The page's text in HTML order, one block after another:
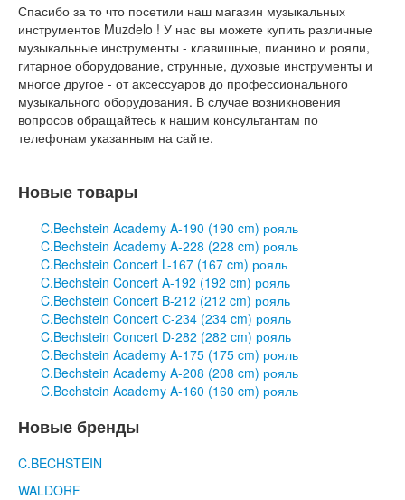
Спасибо за то что посетили наш магазин музыкальных
инструментов Muzdelo ! У нас вы можете купить различные
музыкальные инструменты - клавишные, пианино и рояли,
гитарное оборудование, струнные, духовые инструменты и
многое другое - от аксессуаров до профессионального
музыкального оборудования. В случае возникновения
вопросов обращайтесь к нашим консультантам по
телефонам указанным на сайте.
Новые товары
C.Bechstein Academy A-190 (190 cm) рояль
C.Bechstein Academy A-228 (228 cm) рояль
C.Bechstein Concert L-167 (167 cm) рояль
C.Bechstein Concert A-192 (192 cm) рояль
C.Bechstein Concert B-212 (212 cm) рояль
C.Bechstein Concert С-234 (234 cm) рояль
C.Bechstein Concert D-282 (282 cm) рояль
C.Bechstein Academy A-175 (175 cm) рояль
C.Bechstein Academy A-208 (208 cm) рояль
C.Bechstein Academy A-160 (160 cm) рояль
Новые бренды
C.BECHSTEIN
WALDORF